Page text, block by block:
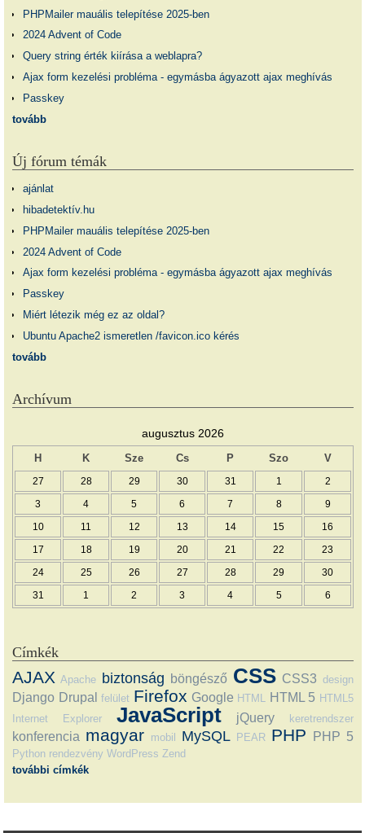
PHPMailer mauális telepítése 2025-ben
2024 Advent of Code
Query string érték kiírása a weblapra?
Ajax form kezelési probléma - egymásba ágyazott ajax meghívás
Passkey
tovább
Új fórum témák
ajánlat
hibadetektív.hu
PHPMailer mauális telepítése 2025-ben
2024 Advent of Code
Ajax form kezelési probléma - egymásba ágyazott ajax meghívás
Passkey
Miért létezik még ez az oldal?
Ubuntu Apache2 ismeretlen /favicon.ico kérés
tovább
Archívum
augusztus 2026
H K Sze Cs P Szo V
27 28 29 30 31 1 2
3 4 5 6 7 8 9
10 11 12 13 14 15 16
17 18 19 20 21 22 23
24 25 26 27 28 29 30
31 1 2 3 4 5 6
Címkék
AJAX Apache biztonság böngésző CSS CSS3 design
Django Drupal felület Firefox Google HTML HTML 5 HTML5
Internet Explorer
JavaScript jQuery keretrendszer
konferencia magyar mobil MySQL PEAR PHP PHP 5
Python rendezvény WordPress Zend
további címkék